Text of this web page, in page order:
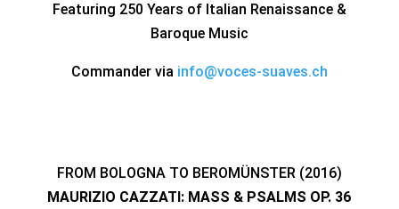
Featuring 250 Years of Italian Renaissance &
Baroque Music
Commander via info@voces-suaves.ch
FROM BOLOGNA TO BEROMÜNSTER (2016)
MAURIZIO CAZZATI: MASS & PSALMS OP. 36